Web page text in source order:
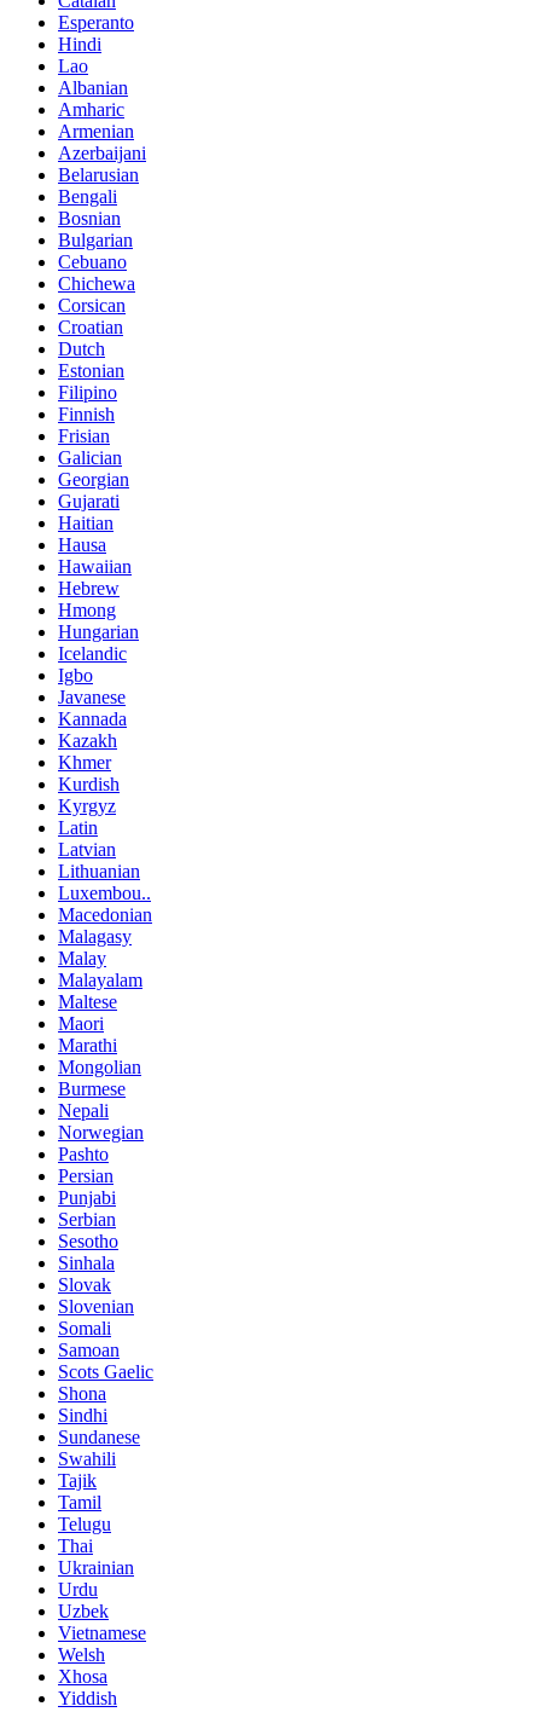
Esperanto
Hindi
Lao
Albanian
Amharic
Armenian
Azerbaijani
Belarusian
Bengali
Bosnian
Bulgarian
Cebuano
Chichewa
Corsican
Croatian
Dutch
Estonian
Filipino
Finnish
Frisian
Galician
Georgian
Gujarati
Haitian
Hausa
Hawaiian
Hebrew
Hmong
Hungarian
Icelandic
Igbo
Javanese
Kannada
Kazakh
Khmer
Kurdish
Kyrgyz
Latin
Latvian
Lithuanian
Luxembou..
Macedonian
Malagasy
Malay
Malayalam
Maltese
Maori
Marathi
Mongolian
Burmese
Nepali
Norwegian
Pashto
Persian
Punjabi
Serbian
Sesotho
Sinhala
Slovak
Slovenian
Somali
Samoan
Scots Gaelic
Shona
Sindhi
Sundanese
Swahili
Tajik
Tamil
Telugu
Thai
Ukrainian
Urdu
Uzbek
Vietnamese
Welsh
Xhosa
Yiddish